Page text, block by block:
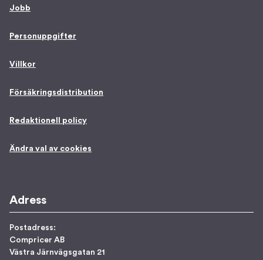
Jobb
Personuppgifter
Villkor
Försäkringsdistribution
Redaktionell policy
Ändra val av cookies
Adress
Postadress:
Compricer AB
Västra Järnvägsgatan 21